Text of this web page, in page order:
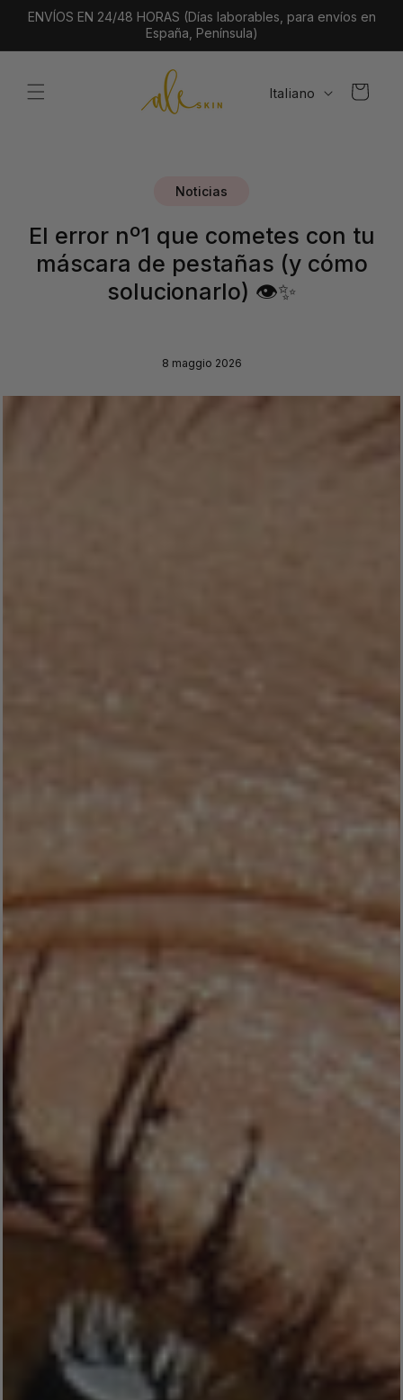
direttamente
ENVÍOS EN 24/48 HORAS (Días laborables, para envíos en
España, Península)
Italiano Carrello
Noticias
El error nº1 que cometes con tu
máscara de pestañas (y cómo
solucionarlo) 👁️✨
8 maggio 2026